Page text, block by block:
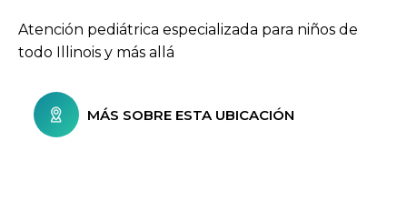
Atención pediátrica especializada para niños de
todo Illinois y más allá
MÁS SOBRE ESTA UBICACIÓN